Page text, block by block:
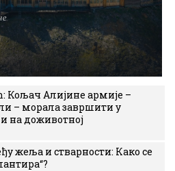
Кољач Алијине армије –
– морала завршити у
на доживотној
жеља и стварности: Како се